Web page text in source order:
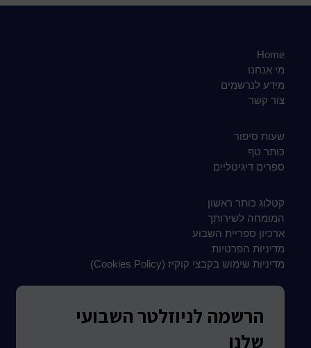
Home
מי אנחנו
מידע לנרשמים
צור קשר
שעות סיפור
כותר טף
ספרים דיגיטליים
קטלוג כותר ראשון
המומחה לשירותך
ארכיון ספריית השבוע
מדיניות הפרטיות
מדיניות שימוש בקבצי קוקיז (Cookies Policy)